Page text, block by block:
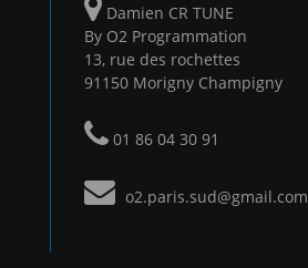
Damien CR TUNE
By O2 Programmation
13, rue des rochettes
91150 Morigny Champigny
01 86 04 30 91
o2.paris.sud@gmail.com